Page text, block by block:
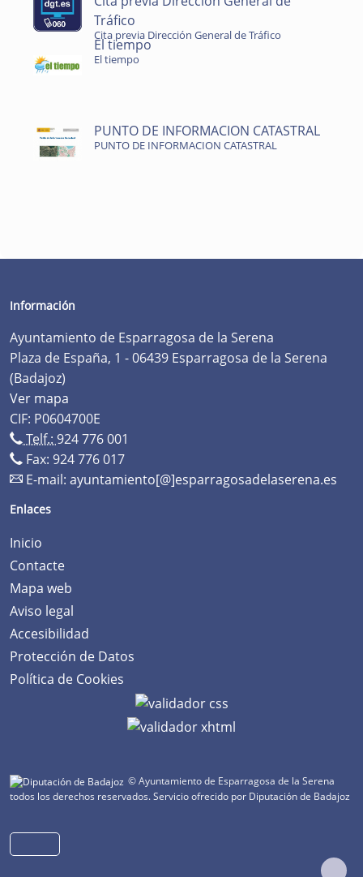
Tráfico
Cita previa Dirección General de Tráfico
El tiempo
El tiempo
PUNTO DE INFORMACION CATASTRAL
PUNTO DE INFORMACION CATASTRAL
Información
Ayuntamiento de Esparragosa de la Serena
Plaza de España, 1 - 06439 Esparragosa de la Serena
(Badajoz)
Ver mapa
CIF: P0604700E
Telf.: 924 776 001
Fax: 924 776 017
E-mail: ayuntamiento[@]esparragosadelaserena.es
Enlaces
Inicio
Contacte
Mapa web
Aviso legal
Accesibilidad
Protección de Datos
Política de Cookies
© Ayuntamiento de Esparragosa de la Serena
todos los derechos reservados.Servicio ofrecido por Diputación de Badajoz